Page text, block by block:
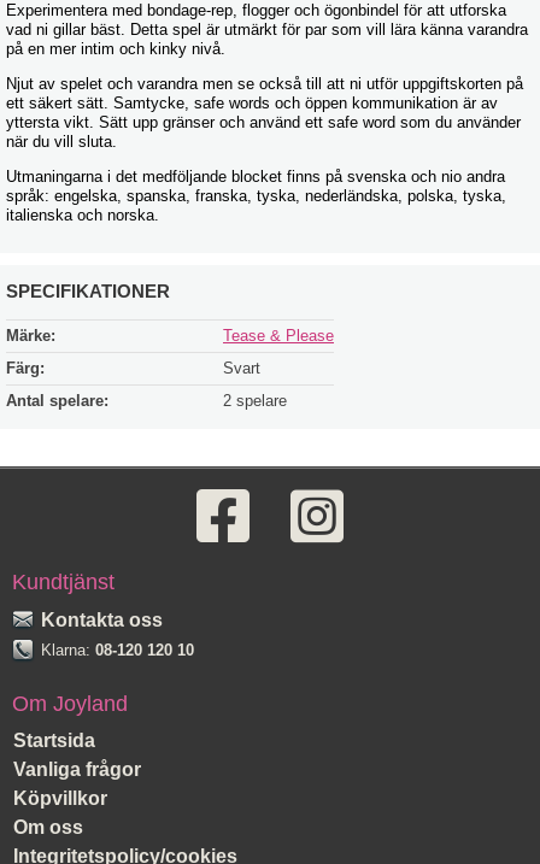
Experimentera med bondage-rep, flogger och ögonbindel för att utforska
vad ni gillar bäst. Detta spel är utmärkt för par som vill lära känna varandra
på en mer intim och kinky nivå.
Njut av spelet och varandra men se också till att ni utför uppgiftskorten på
ett säkert sätt. Samtycke, safe words och öppen kommunikation är av
yttersta vikt. Sätt upp gränser och använd ett safe word som du använder
när du vill sluta.
Utmaningarna i det medföljande blocket finns på svenska och nio andra
språk: engelska, spanska, franska, tyska, nederländska, polska, tyska,
italienska och norska.
SPECIFIKATIONER
Märke:
Tease & Please
Färg:
Svart
Antal spelare:
2 spelare
Kundtjänst
Kontakta oss
Klarna: 08-120 120 10
Om Joyland
Startsida
Vanliga frågor
Köpvillkor
Om oss
Integritetspolicy/cookies